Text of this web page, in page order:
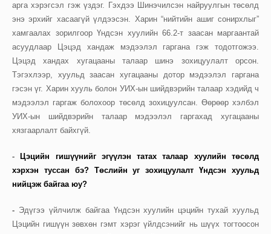
арга хэрэгсэл гэж үздэг. Гэхдээ Шинэчилсэн найруулгын төсөлд
энэ эрхийг хасаагүй үлдээсэн. Харин “нийтийн ашиг сонирхлыг”
хамгаалах зорилгоор Үндсэн хуулийн 66.2-т заасан маргаантай
асуудлаар Цэцэд хандаж мэдээлэл гаргана гэж тодотгожээ.
Цэцэд хандах хугацааны талаар шинэ зохицуулалт орсон.
Тэгэхлээр, хуульд заасан хугацааны дотор мэдээлэл гаргана
гэсэн үг. Харин хууль болон УИХ-ын шийдвэрийн талаар хэдийд ч
мэдээлэл гаргаж болохоор төсөлд зохицуулсан. Өөрөөр хэлбэл
УИХ-ын шийдвэрийн талаар мэдээлэл гаргахад хугацааны
хязгаарлалт байхгүй.
-
Цэцийн гишүүнийг эгүүлэн татах талаар хуулийн төсөлд
хэрхэн туссан бэ? Төслийн уг зохицуулалт Үндсэн хуульд
нийцэж байгаа юу?
- Эдүгээ үйлчилж байгаа Үндсэн хуулийн цэцийн тухай хуульд
Цэцийн гишүүн зөвхөн гэмт хэрэг үйлдсэнийг нь шүүх тогтоосон